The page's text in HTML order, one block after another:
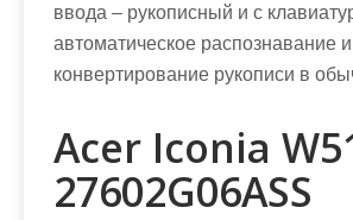
ввода – рукописный и с
автоматическое распознавание и
конвертирование рукописи в
Acer Iconia
27602G06ASS